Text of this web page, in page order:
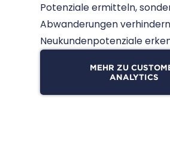
Potenziale ermitteln,
Abwanderungen
Neukundenpotenziale
MEHR ZU
ANALYTICS